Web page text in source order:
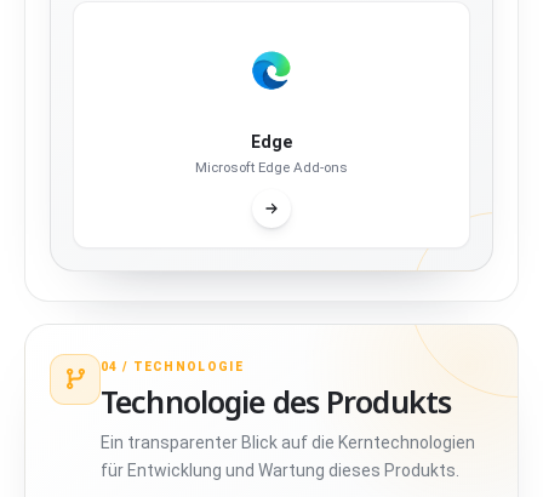
Edge
Microsoft Edge Add-ons
04 / TECHNOLOGIE
Technologie des Produkts
Ein transparenter Blick auf die Kerntechnologien
für Entwicklung und Wartung dieses Produkts.